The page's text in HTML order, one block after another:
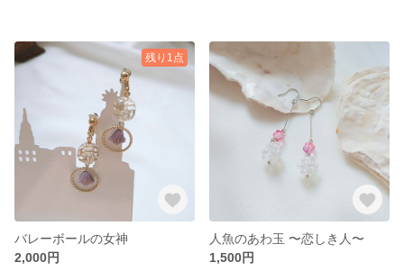
残り1点
バレーボールの女神
2,000円
人魚のあわ玉 〜恋しき人〜
1,500円